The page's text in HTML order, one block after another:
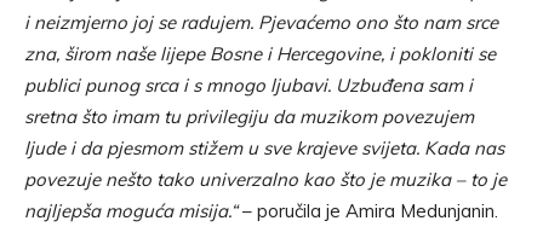
i neizmjerno joj se radujem. Pjevaćemo ono što nam srce
zna, širom naše lijepe Bosne i Hercegovine, i pokloniti se
publici punog srca i s mnogo ljubavi. Uzbuđena sam i
sretna što imam tu privilegiju da muzikom povezujem
ljude i da pjesmom stižem u sve krajeve svijeta. Kada nas
povezuje nešto tako univerzalno kao što je muzika – to je
najljepša moguća misija.“– poručila je Amira Medunjanin.